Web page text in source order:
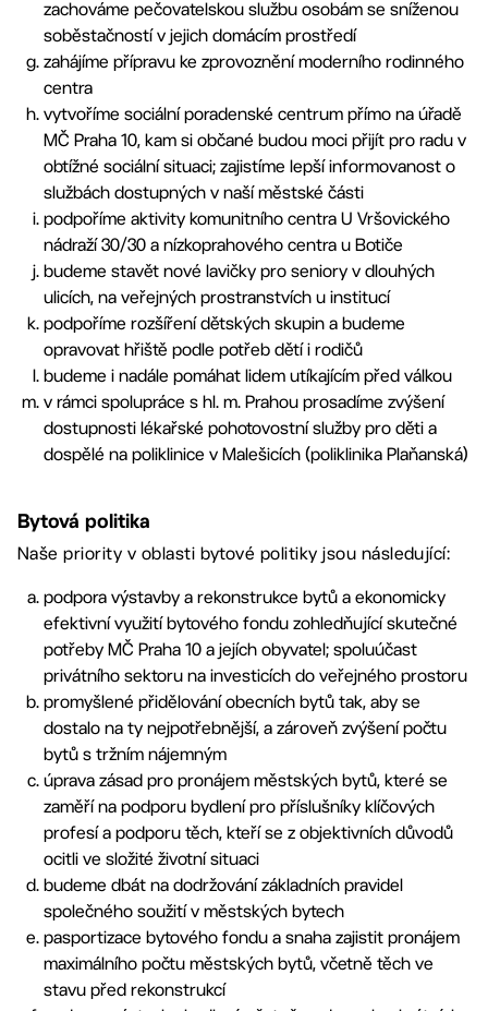
zachováme pečovatelskou službu osobám se sníženou
soběstačností v jejich domácím prostředí
zahájíme přípravu ke zprovoznění moderního rodinného
centra
vytvoříme sociální poradenské centrum přímo na úřadě
MČ Praha 10, kam si občané budou moci přijít pro radu v
obtížné sociální situaci; zajistíme lepší informovanost o
službách dostupných v naší městské části
podpoříme aktivity komunitního centra U Vršovického
nádraží 30/30 a nízkoprahového centra u Botiče
budeme stavět nové lavičky pro seniory v dlouhých
ulicích, na veřejných prostranstvích u institucí
podpoříme rozšíření dětských skupin a budeme
opravovat hřiště podle potřeb dětí i rodičů
budeme i nadále pomáhat lidem utíkajícím před válkou
v rámci spolupráce s hl. m. Prahou prosadíme zvýšení
dostupnosti lékařské pohotovostní služby pro děti a
dospělé na poliklinice v Malešicích (poliklinika Plaňanská)
Bytová politika
Naše priority v oblasti bytové politiky jsou následující:
podpora výstavby a rekonstrukce bytů a ekonomicky
efektivní využití bytového fondu zohledňující skutečné
potřeby MČ Praha 10 a jejích obyvatel; spoluúčast
privátního sektoru na investicích do veřejného prostoru
promyšlené přidělování obecních bytů tak, aby se
dostalo na ty nejpotřebnější, a zároveň zvýšení počtu
bytů s tržním nájemným
úprava zásad pro pronájem městských bytů, které se
zaměří na podporu bydlení pro příslušníky klíčových
profesí a podporu těch, kteří se z objektivních důvodů
ocitli ve složité životní situaci
budeme dbát na dodržování základních pravidel
společného soužití v městských bytech
pasportizace bytového fondu a snaha zajistit pronájem
maximálního počtu městských bytů, včetně těch ve
stavu před rekonstrukcí